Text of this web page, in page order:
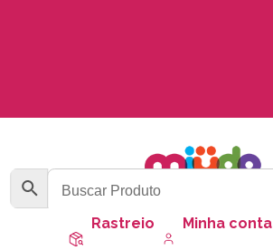
Rastreio Minha conta